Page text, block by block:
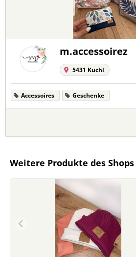
m.accessoirez
5431 Kuchl
Accessoires Geschenke
Weitere Produkte des Shops